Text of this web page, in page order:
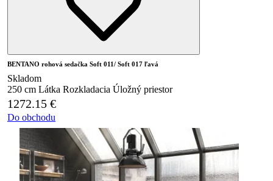
BENTANO rohová sedačka Soft 011/ Soft 017 ľavá
Skladom
250 cm Látka Rozkladacia Úložný priestor
1272.15 €
Do obchodu